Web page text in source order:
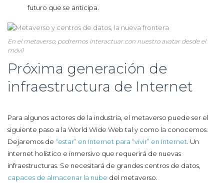
futuro que se anticipa.
En el metaverso, podremos interactuar con nuestro avatar desde el
móvil
Próxima generación de
infraestructura de Internet
Para algunos actores de la industria, el metaverso puede ser el
siguiente paso a la World Wide Web tal y como la conocemos.
Dejaremos de “estar” en Internet para “vivir” en Internet . Un
internet holístico e inmersivo que requerirá de nuevas
infraestructuras. Se necesitará de grandes centros de datos,
capaces de almacenar la nube del metaverso.